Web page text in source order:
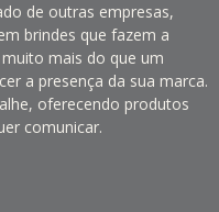
de outras empresas,
brindes que fazem a
mais do que um
a presença da sua marca.
oferecendo produtos
comunicar.